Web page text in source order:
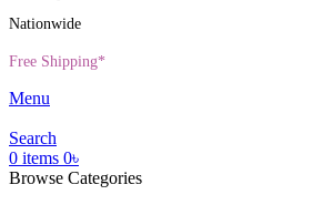
Nationwide
Free Shipping*
Menu
Search
0 items 0৳
Browse Categories